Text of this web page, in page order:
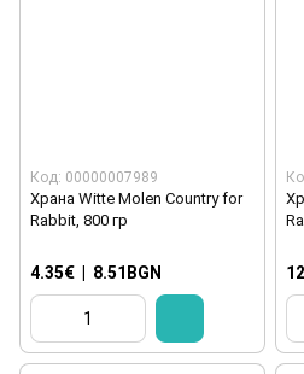
Код: 00000007989
Храна Witte Molen Country for
Rabbit, 800 гр
4.35€ 8.51BGN